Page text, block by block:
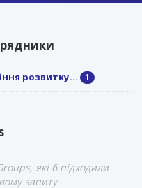
розвитку... 1
які б підходили
запиту